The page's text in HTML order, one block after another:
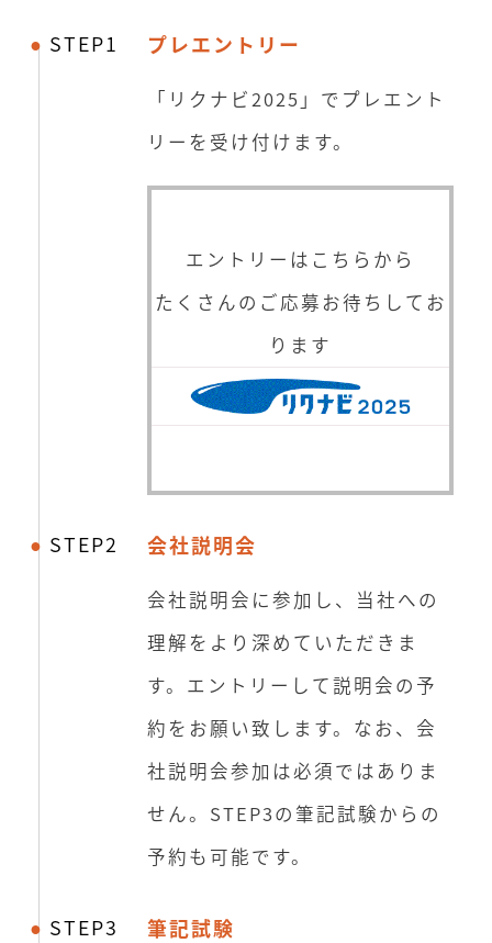
STEP1 プレエントリー
「リクナビ2025」でプレエント
リーを受け付けます。
エントリーはこちらから
たくさんのご応募お待ちしてお
ります
STEP2 会社説明会
会社説明会に参加し、当社への
理解をより深めていただきま
す。エントリーして説明会の予
約をお願い致します。なお、会
社説明会参加は必須ではありま
せん。STEP3の筆記試験からの
予約も可能です。
STEP3 筆記試験